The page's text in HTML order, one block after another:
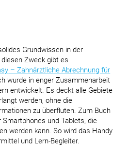
Grundwissen in der
Zweck gibt es
– Zahnärztliche Abrechnung für
wurde in enger Zusammenarbeit
entwickelt. Es deckt alle Gebiete
werden, ohne die
zu überfluten. Zum Buch
und Tablets, die
werden kann. So wird das Handy
und Lern-Begleiter.